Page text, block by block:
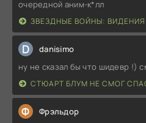
очередной аним-к*лл
ЗВЕЗДНЫЕ ВОЙНЫ:
D danisimo
ну не сказал бы что шидевр !)
СТЮАРТ БЛУМ НЕ СМОГ
Ф Фрэльдор